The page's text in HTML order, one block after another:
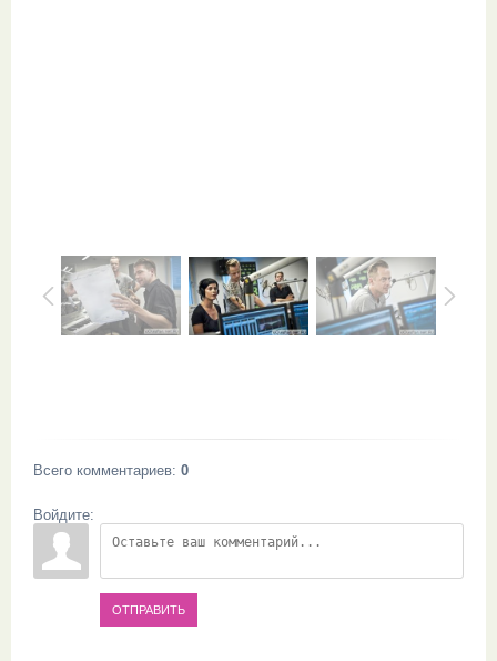
Всего комментариев: 0
Войдите:
ОТПРАВИТЬ